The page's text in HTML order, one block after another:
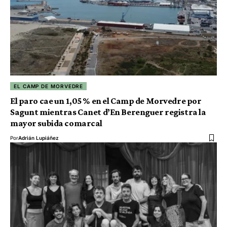
EL CAMP DE MORVEDRE
El paro cae un 1,05 % en el Camp de Morvedre por
Sagunt mientras Canet d’En Berenguer registra la
mayor subida comarcal
PorAdrián Lupiáñez